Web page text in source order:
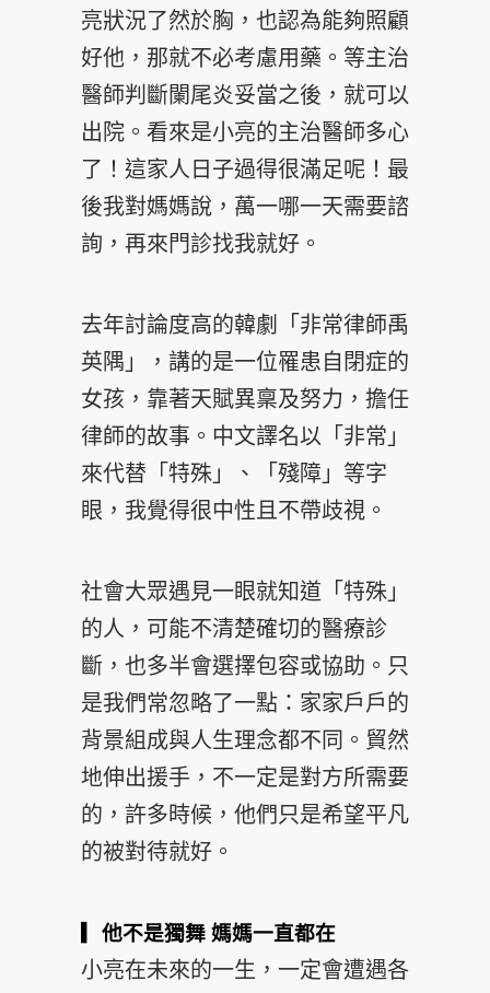
亮狀況了然於胸，也認為能夠照顧
好他，那就不必考慮用藥。等主治
醫師判斷闌尾炎妥當之後，就可以
出院。看來是小亮的主治醫師多心
了！這家人日子過得很滿足呢！最
後我對媽媽說，萬一哪一天需要諮
詢，再來門診找我就好。
去年討論度高的韓劇「非常律師禹
英隅」，講的是一位罹患自閉症的
女孩，靠著天賦異稟及努力，擔任
律師的故事。中文譯名以「非常」
來代替「特殊」、「殘障」等字
眼，我覺得很中性且不帶歧視。
社會大眾遇見一眼就知道「特殊」
的人，可能不清楚確切的醫療診
斷，也多半會選擇包容或協助。只
是我們常忽略了一點：家家戶戶的
背景組成與人生理念都不同。貿然
地伸出援手，不一定是對方所需要
的，許多時候，他們只是希望平凡
的被對待就好。
▎他不是獨舞 媽媽一直都在
小亮在未來的一生，一定會遭遇各